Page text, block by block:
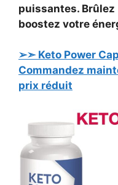
puissantes.
boostez votre
➢➣ Keto Power
Commandez
prix réduit